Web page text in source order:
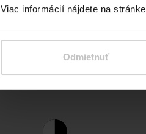
Viac informácií nájdete na stránke
Odmietnuť